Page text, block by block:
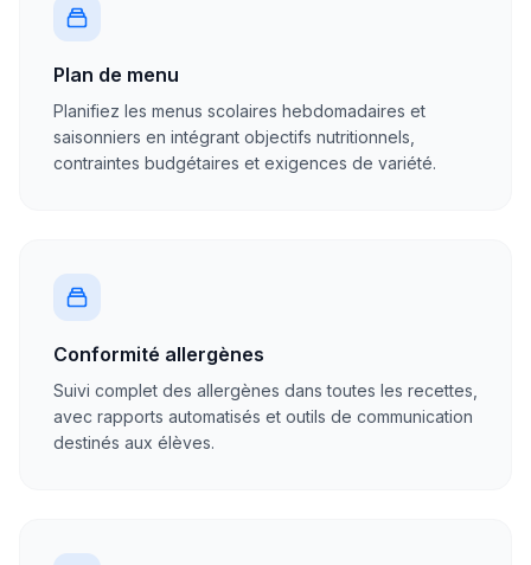
Plan de menu
Planifiez les menus scolaires hebdomadaires et
saisonniers en intégrant objectifs nutritionnels,
contraintes budgétaires et exigences de variété.
Conformité allergènes
Suivi complet des allergènes dans toutes les recettes,
avec rapports automatisés et outils de communication
destinés aux élèves.